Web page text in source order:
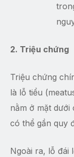
2. Triệu chứng
Triệu chứng
là lỗ tiểu
nằm ở mặt dưới
có thể gần quy
Ngoài ra, lỗ đái